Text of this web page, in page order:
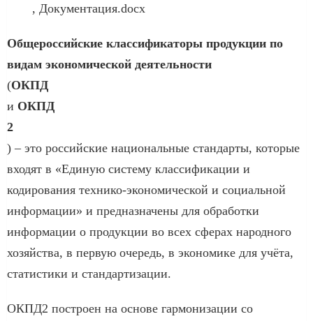
, Документация.docx
Общероссийские классификаторы продукции по
видам экономической деятельности
(ОКПД
и ОКПД
2
) – это российские национальные стандарты, которые
входят в «Единую систему классификации и
кодирования технико-экономической и социальной
информации» и предназначены для обработки
информации о продукции во всех сферах народного
хозяйства, в первую очередь, в экономике для учёта,
статистики и стандартизации.
ОКПД2 построен на основе гармонизации со